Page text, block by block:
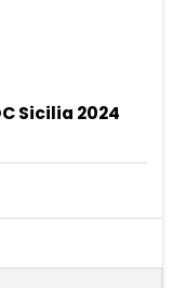
Sicilia 2024